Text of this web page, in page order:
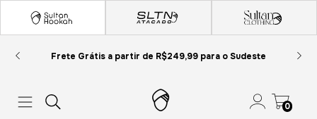
Frete Grátis a partir de R$249,99 para o Sudeste
0